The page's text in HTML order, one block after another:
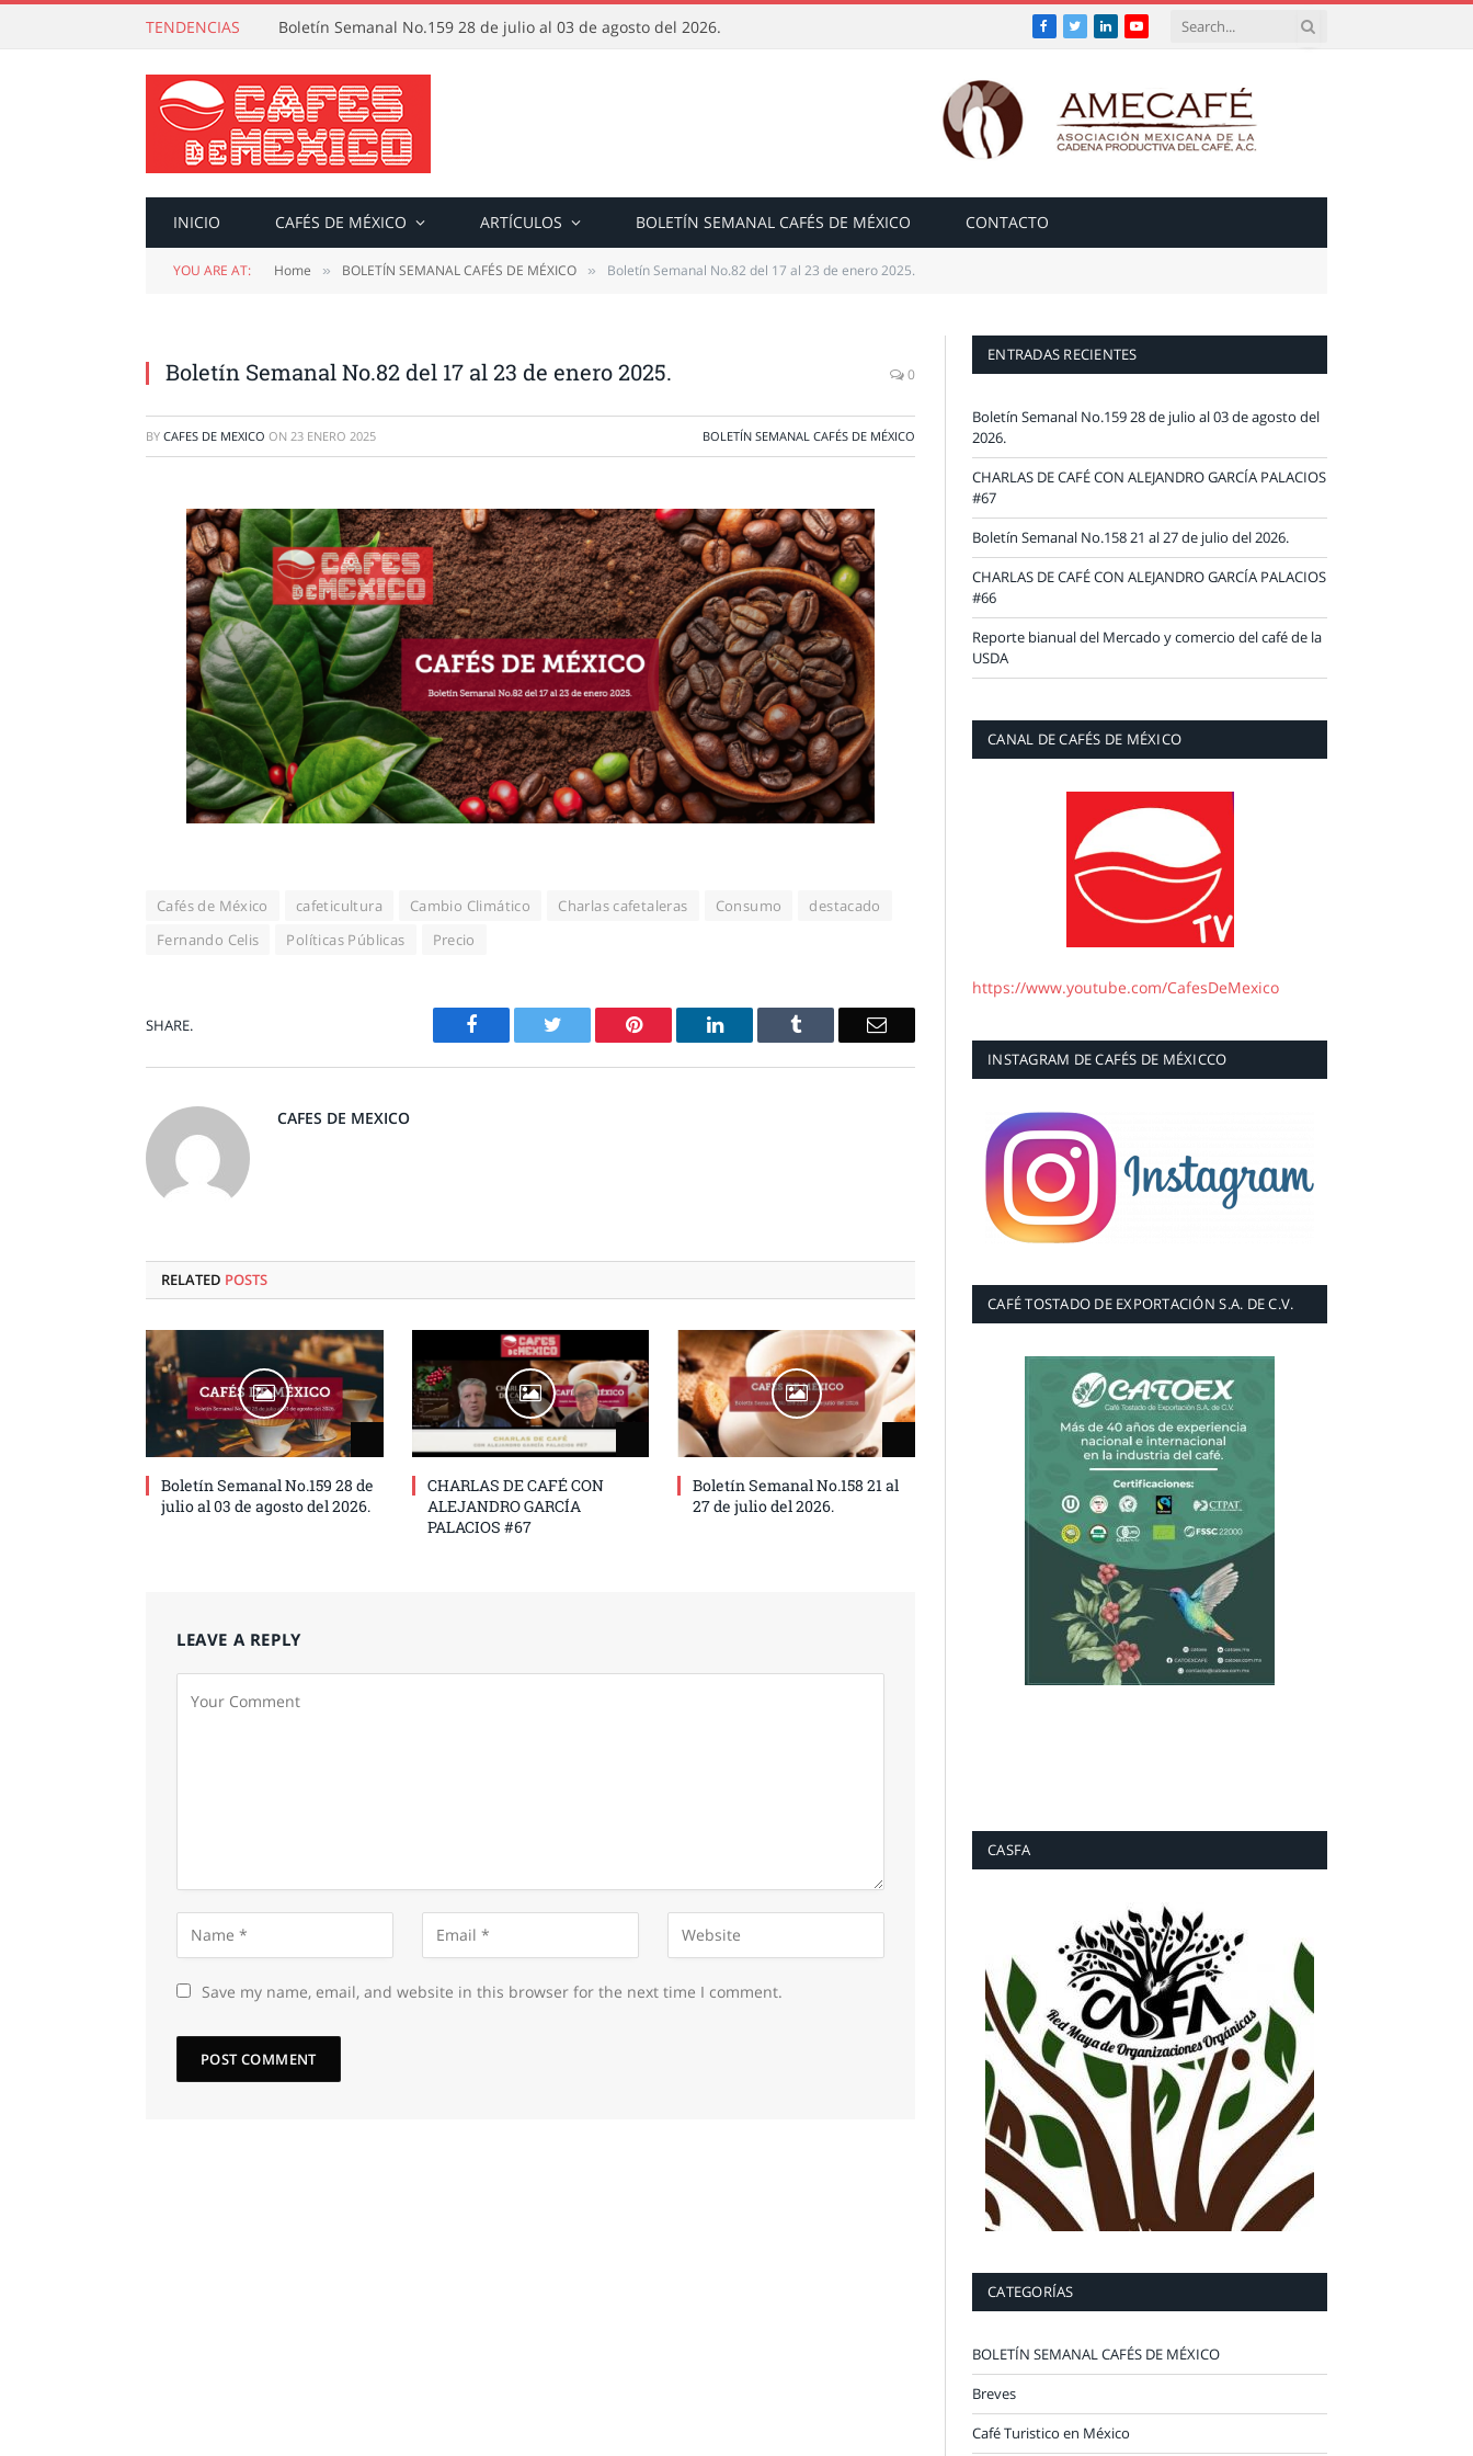
TENDENCIAS Boletín Semanal No.159 28 de julio al 03 de agosto del 2026. Facebook
TwitterLinkedInYouTube
INICIO CAFÉS DE MÉXICO ARTÍCULOS BOLETÍN SEMANAL CAFÉS DE MÉXICO CONTACTO
YOU ARE AT: Home » BOLETÍN SEMANAL CAFÉS DE MÉXICO » Boletín Semanal No.82 del 17 al 23 de enero 2025.
Boletín Semanal No.82 del 17 al 23 de enero 2025. 0
BY CAFES DE MEXICO ON 23 ENERO 2025 BOLETÍN SEMANAL CAFÉS DE MÉXICO
Cafés de México cafeticultura Cambio Climático Charlas cafetaleras Consumo
destacado
Fernando Celis
Políticas Públicas Precio
SHARE. Facebook Twitter Pinterest LinkedIn Tumblr Email
CAFES DE MEXICO
RELATED POSTS
Boletín Semanal No.159 28 de
julio al 03 de agosto del 2026.
CHARLAS DE CAFÉ CON
ALEJANDRO GARCÍA
PALACIOS #67
Boletín Semanal No.158 21 al
27 de julio del 2026.
LEAVE A REPLY
Save my name, email, and website in this browser for the next time I comment.
ENTRADAS RECIENTES
Boletín Semanal No.159 28 de julio al 03 de agosto del
2026.
CHARLAS DE CAFÉ CON ALEJANDRO GARCÍA PALACIOS
#67
Boletín Semanal No.158 21 al 27 de julio del 2026.
CHARLAS DE CAFÉ CON ALEJANDRO GARCÍA PALACIOS
#66
Reporte bianual del Mercado y comercio del café de la
USDA
CANAL DE CAFÉS DE MÉXICO
https://www.youtube.com/CafesDeMexico
INSTAGRAM DE CAFÉS DE MÉXICCO
CAFÉ TOSTADO DE EXPORTACIÓN S.A. DE C.V.
CASFA
CATEGORÍAS
BOLETÍN SEMANAL CAFÉS DE MÉXICO
Breves
Café Turistico en México